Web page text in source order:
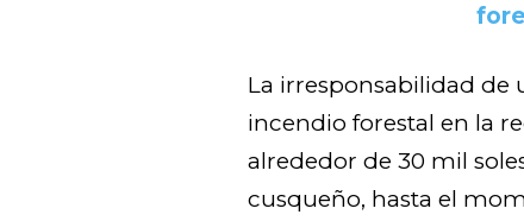
La irresponsabilidad de
incendio forestal en la
alrededor de 30 mil
cusqueño, hasta el